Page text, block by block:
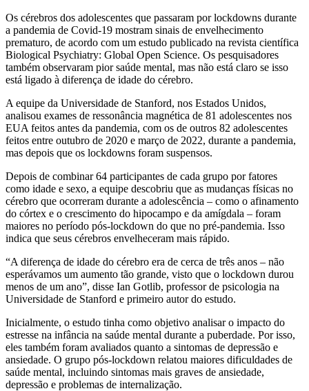
Os cérebros dos adolescentes que passaram por lockdowns durante
a pandemia de Covid-19 mostram sinais de envelhecimento
prematuro, de acordo com um estudo publicado na revista científica
Biological Psychiatry: Global Open Science. Os pesquisadores
também observaram pior saúde mental, mas não está claro se isso
está ligado à diferença de idade do cérebro.
A equipe da Universidade de Stanford, nos Estados Unidos,
analisou exames de ressonância magnética de 81 adolescentes nos
EUA feitos antes da pandemia, com os de outros 82 adolescentes
feitos entre outubro de 2020 e março de 2022, durante a pandemia,
mas depois que os lockdowns foram suspensos.
Depois de combinar 64 participantes de cada grupo por fatores
como idade e sexo, a equipe descobriu que as mudanças físicas no
cérebro que ocorreram durante a adolescência – como o afinamento
do córtex e o crescimento do hipocampo e da amígdala – foram
maiores no período pós-lockdown do que no pré-pandemia. Isso
indica que seus cérebros envelheceram mais rápido.
“A diferença de idade do cérebro era de cerca de três anos – não
esperávamos um aumento tão grande, visto que o lockdown durou
menos de um ano”, disse Ian Gotlib, professor de psicologia na
Universidade de Stanford e primeiro autor do estudo.
Inicialmente, o estudo tinha como objetivo analisar o impacto do
estresse na infância na saúde mental durante a puberdade. Por isso,
eles também foram avaliados quanto a sintomas de depressão e
ansiedade. O grupo pós-lockdown relatou maiores dificuldades de
saúde mental, incluindo sintomas mais graves de ansiedade,
depressão e problemas de internalização.